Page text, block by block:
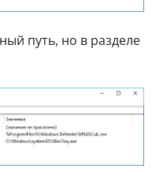
путь, но в разделе